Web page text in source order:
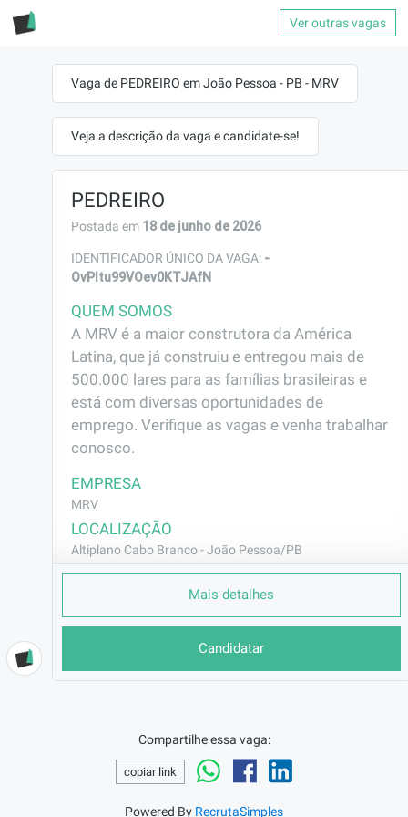
Ver outras vagas
Vaga de PEDREIRO em João Pessoa - PB - MRV
Veja a descrição da vaga e candidate-se!
PEDREIRO
Postada em 18 de junho de 2026
IDENTIFICADOR ÚNICO DA VAGA: -
OvPltu99VOev0KTJAfN
QUEM SOMOS
A MRV é a maior construtora da América
Latina, que já construiu e entregou mais de
500.000 lares para as famílias brasileiras e
está com diversas oportunidades de
emprego. Verifique as vagas e venha trabalhar
conosco.
EMPRESA
MRV
LOCALIZAÇÃO
Altiplano Cabo Branco - João Pessoa/PB
REMUNERAÇÃO
VAGA AFIRMATIVA
Construção Civil
BENEFÍCIOS
Candidatar
Mais detalhes
Compartilhe essa vaga:
copiar link
Powered By RecrutaSimples